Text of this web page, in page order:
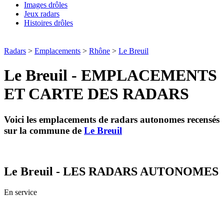
Images drôles
Jeux radars
Histoires drôles
Radars > Emplacements > Rhône > Le Breuil
Le Breuil - EMPLACEMENTS
ET CARTE DES RADARS
Voici les emplacements de radars autonomes recensés
sur la commune de Le Breuil
Le Breuil - LES RADARS AUTONOMES
En service